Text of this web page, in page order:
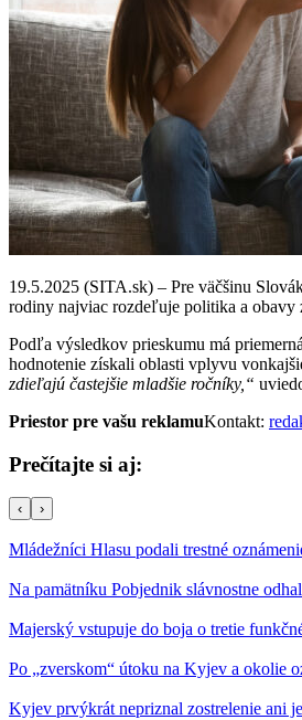
19.5.2025 (SITA.sk) – Pre väčšinu
rodiny najviac rozdeľuje politika a obavy
Podľa výsledkov prieskumu má
hodnotenie získali oblasti vplyvu
zdieľajú častejšie mladšie ročníky,“
Priestor pre vašu reklamuKontakt:
Prečítajte si aj:
‹ ›
Mládežníci Hlasu podali trestné
Na pamätníku Pobjednik slávnostne
Majerský vstupuje do boja o tretie
Po „zverskom“ útoku na Kyjev a okolie
Kyjev prvýkrát nepriznal zostrelenie ani